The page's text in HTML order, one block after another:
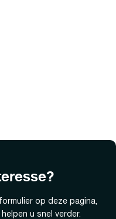
op deze pagina,
u snel verder.